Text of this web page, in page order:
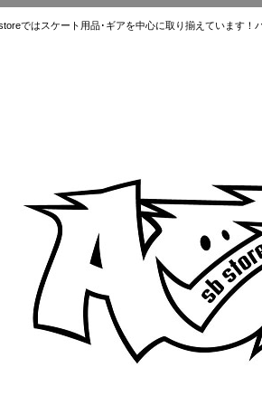
ケート用品･ギアを中心に取り揃えています！バケ